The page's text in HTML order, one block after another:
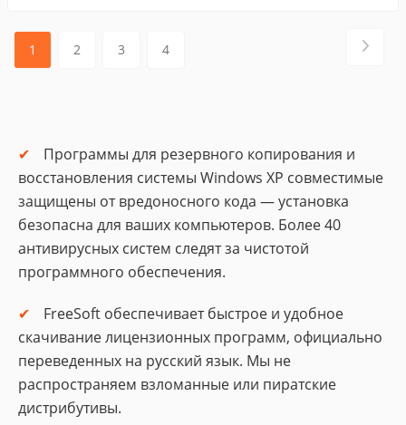
1 2 3 4
Программы для резервного копирования и
восстановления системы Windows XP совместимые
защищены от вредоносного кода — установка
безопасна для ваших компьютеров. Более 40
антивирусных систем следят за чистотой
программного обеспечения.
FreeSoft обеспечивает быстрое и удобное
скачивание лицензионных программ, официально
переведенных на русский язык. Мы не
распространяем взломанные или пиратские
дистрибутивы.